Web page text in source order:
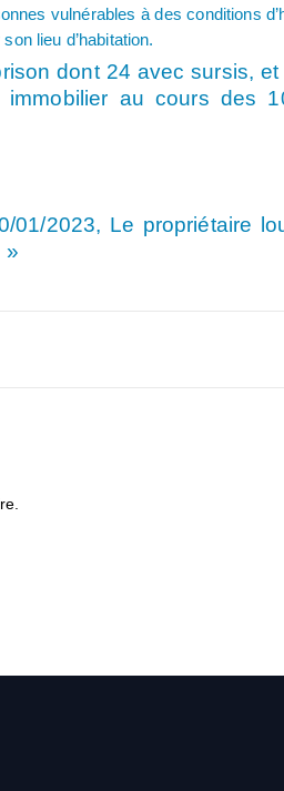
vulnérables à des conditions
lieu d’habitation.
dont 24 avec sursis,
immobilier au cours
01/2023, Le propriétaire
»